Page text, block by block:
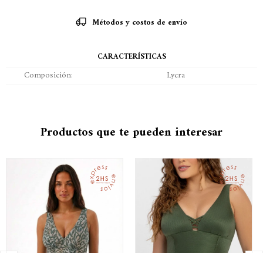
Métodos y costos de envío
CARACTERÍSTICAS
Composición Lycra
Productos que te pueden interesar